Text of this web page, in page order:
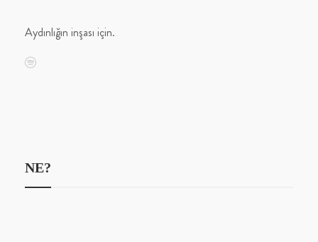
Aydınlığın inşası için.
NE?